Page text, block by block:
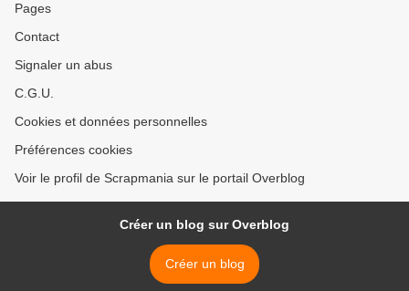
Pages
Contact
Signaler un abus
C.G.U.
Cookies et données personnelles
Préférences cookies
Voir le profil de Scrapmania sur le portail Overblog
Créer un blog sur Overblog
Créer un blog